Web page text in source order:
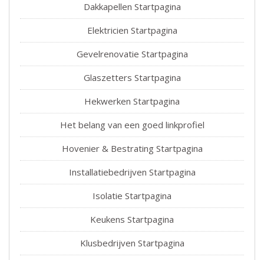
Dakkapellen Startpagina
Elektricien Startpagina
Gevelrenovatie Startpagina
Glaszetters Startpagina
Hekwerken Startpagina
Het belang van een goed linkprofiel
Hovenier & Bestrating Startpagina
Installatiebedrijven Startpagina
Isolatie Startpagina
Keukens Startpagina
Klusbedrijven Startpagina